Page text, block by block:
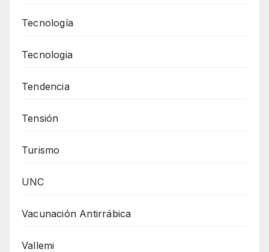
Tecnología
Tecnologia
Tendencia
Tensión
Turismo
UNC
Vacunación Antirrábica
Vallemi